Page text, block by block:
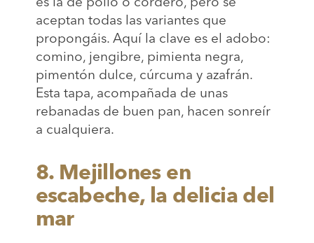
aceptan todas las variantes que
propongáis. Aquí la clave es el adobo:
comino, jengibre, pimienta negra,
pimentón dulce, cúrcuma y azafrán.
Esta tapa, acompañada de unas
rebanadas de buen pan, hacen sonreír
a cualquiera.
8. Mejillones en
escabeche, la delicia del
mar